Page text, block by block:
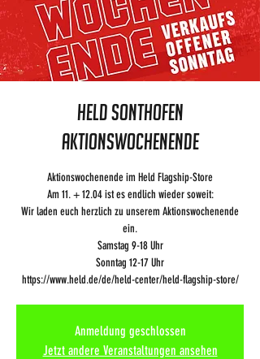
Held Sonthofen
Aktionswochenende
Aktionswochenende im Held Flagship-Store
Am 11. + 12.04 ist es endlich wieder soweit:
Wir laden euch herzlich zu unserem Aktionswochenende
ein.
Samstag 9-18 Uhr
Sonntag 12-17 Uhr
https://www.held.de/de/held-center/held-flagship-store/
Anmeldung geschlossen
Jetzt andere Veranstaltungen ansehen